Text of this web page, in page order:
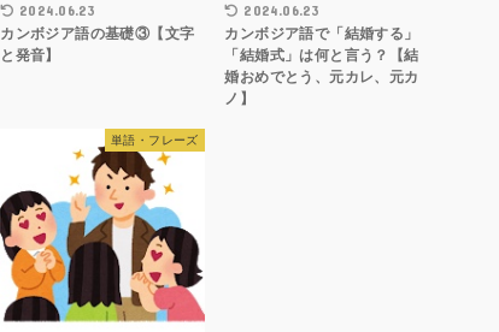
2024.06.23
カンボジア語の基礎③【文字
と発音】
2024.06.23
カンボジア語で「結婚する」
「結婚式」は何と言う？【結
婚おめでとう、元カレ、元カ
ノ】
単語・フレーズ